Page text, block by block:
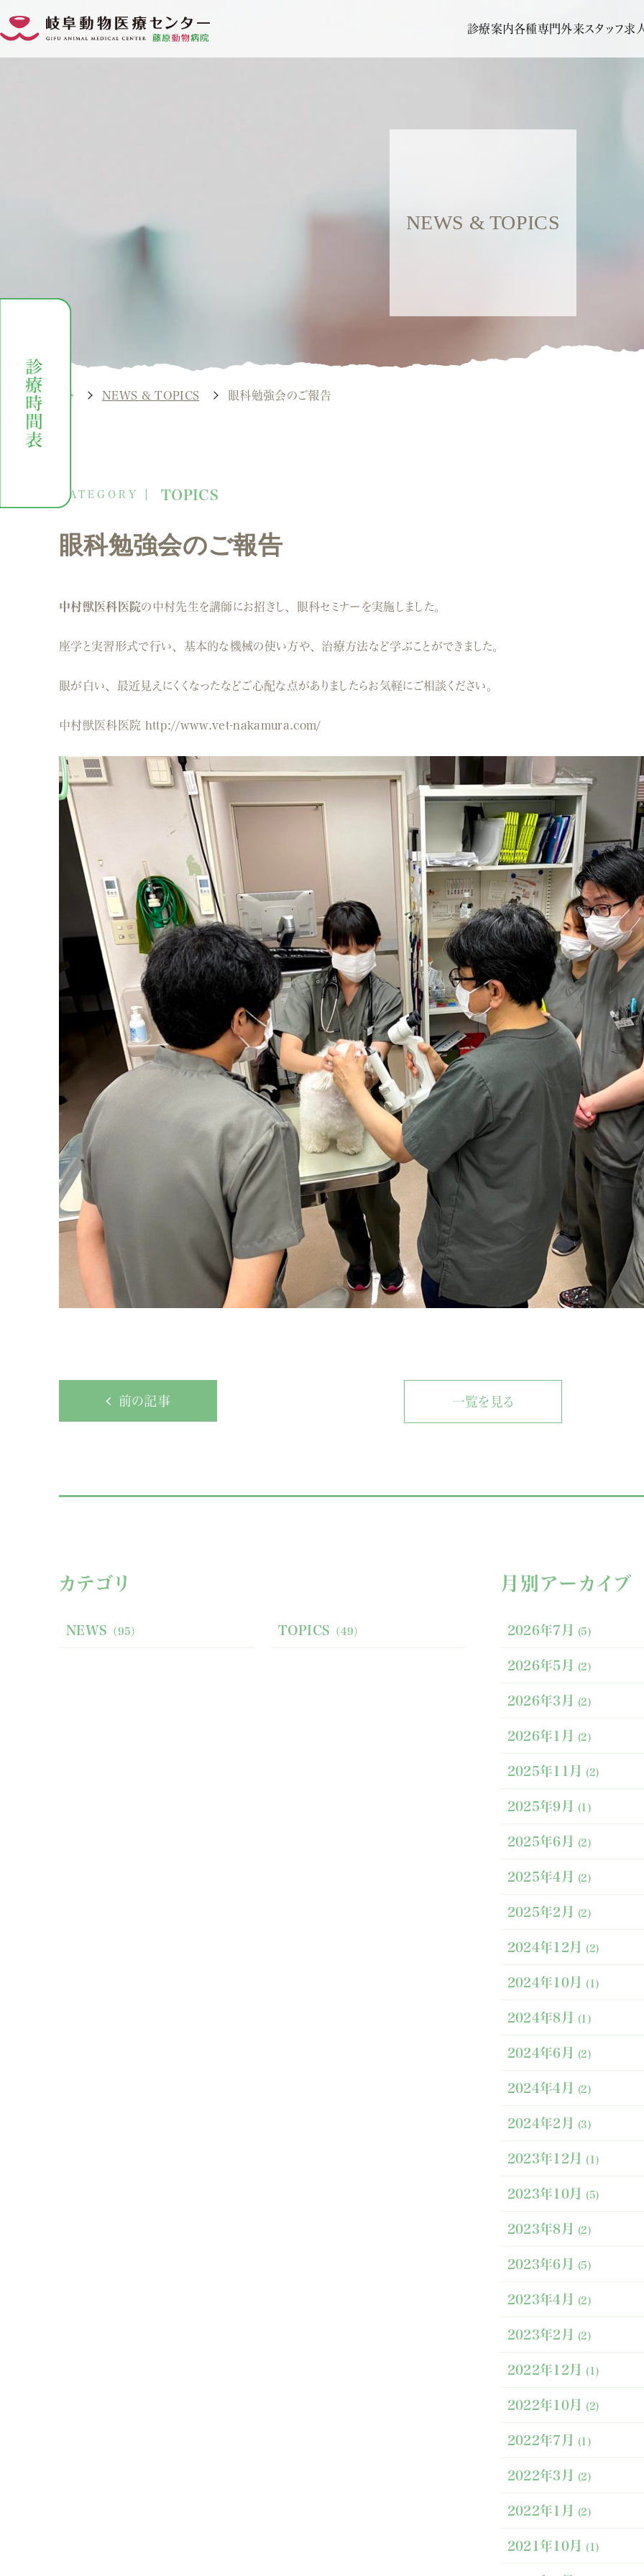
診療案内各種専門外来 スタッフ求
NEWS & TOPICS
NEWS & TOPICS 眼科勉強会のご報告
TOPICS
眼科勉強会のご報告
中村獣医科医院の中村先生を講師にお招きし、眼科セミナーを実施しました。
座学と実習形式で行い、基本的な機械の使い方や、治療方法など学ぶことができました。
眼が白い、最近見えにくくなったなどご心配な点がありましたらお気軽にご相談ください。
中村獣医科医院 http://www.vet-nakamura.com/
前の記事 一覧を見る
カテゴリ
NEWS （95） TOPICS （49）
月別アーカイブ
2026年7月 (5)
2026年5月 (2)
2026年3月 (2)
2026年1月 (2)
2025年11月 (2)
2025年9月 (1)
2025年6月 (2)
2025年4月 (2)
2025年2月 (2)
2024年12月 (2)
2024年10月 (1)
2024年8月 (1)
2024年6月 (2)
2024年4月 (2)
2024年2月 (3)
2023年12月 (1)
2023年10月 (5)
2023年8月 (2)
2023年6月 (5)
2023年4月 (2)
2023年2月 (2)
2022年12月 (1)
2022年10月 (2)
2022年7月 (1)
2022年3月 (2)
2022年1月 (2)
2021年10月 (1)